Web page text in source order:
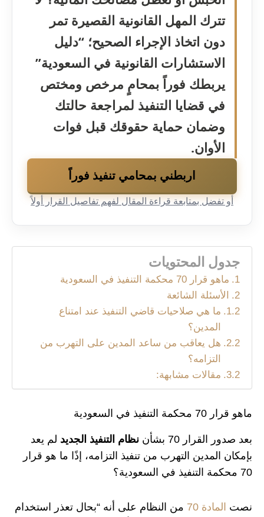
تترك المهل القانونية القصيرة تمر
دون اتخاذ الإجراء الصحيح؛ “دليل
الاستشارات القانونية في السعودية”
يربطك فوراً بمحامٍ مرخص ومختص
في قضايا التنفيذ لمراجعة حالتك
وضمان حماية حقوقك قبل فوات
الأوان.
اربطني بمحامي تنفيذ فوراً
أو تفضل بمتابعة قراءة المقال لفهم تفاصيل القرار أولاً
جدول المحتويات
ماهو قرار 70 محكمة التنفيذ في السعودية
الأسئلة الشائعة
ما هي صلاحيات قاضي التنفيذ عند امتناع
المدين؟
هل يعاقب من ساعد المدين على التهرب من
التزامه؟
مقالات مشابهة:
ماهو قرار 70 محكمة التنفيذ في السعودية
بعد صدور القرار 70 بشأن نظام التنفيذ الجديد لم يعد
بإمكان المدين التهرب من تنفيذ التزامه، إذًا ما هو قرار
70 محكمة التنفيذ في السعودية؟
نصت المادة 70
من النظام على أنه “بحال تعذر استخدام